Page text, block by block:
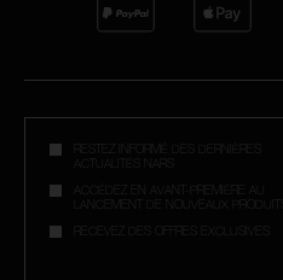
RESTEZ INFORMÉ DES DERNIÈRES
ACTUALITÉS NARS
ACCÉDEZ EN AVANT-PREMIÈRE AU
LANCEMENT DE NOUVEAUX PRODUITS
RECEVEZ DES OFFRES EXCLUSIVES